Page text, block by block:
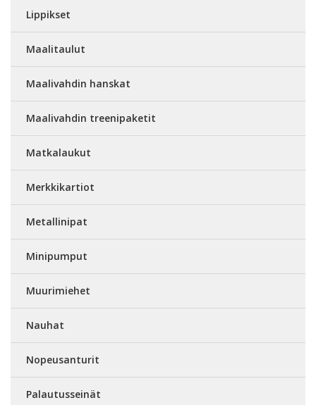
Lippikset
Maalitaulut
Maalivahdin hanskat
Maalivahdin treenipaketit
Matkalaukut
Merkkikartiot
Metallinipat
Minipumput
Muurimiehet
Nauhat
Nopeusanturit
Palautusseinät